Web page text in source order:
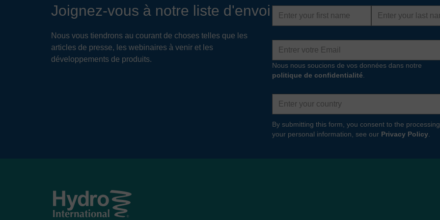
Joignez-vous à notre liste d'envoi
Nous vous tiendrons au courant de choses telles que les
articles de presse, les webinaires à venir et les
développements de produits.
First
name
Last
name
Adresse
mail
Nous nous soucions de vos données dans notre
politique de confidentialité
Country
By submitting this form, you consent to the
your personal information, see our Privacy Policy